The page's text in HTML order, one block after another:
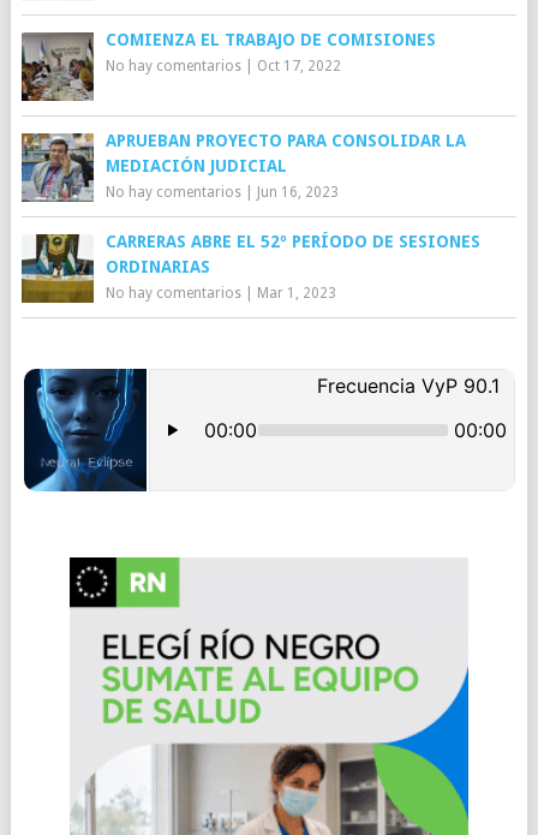
COMIENZA EL TRABAJO DE COMISIONES
No hay comentarios| Oct 17, 2022
APRUEBAN PROYECTO PARA CONSOLIDAR LA
MEDIACIÓN JUDICIAL
No hay comentarios| Jun 16, 2023
CARRERAS ABRE EL 52º PERÍODO DE SESIONES
ORDINARIAS
No hay comentarios| Mar 1, 2023